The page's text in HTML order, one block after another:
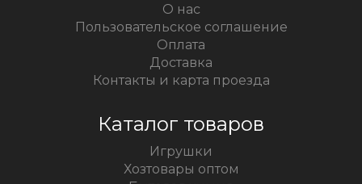
О нас
Пользовательское соглашение
Оплата
Доставка
Контакты и карта проезда
Каталог товаров
Игрушки
Хозтовары оптом